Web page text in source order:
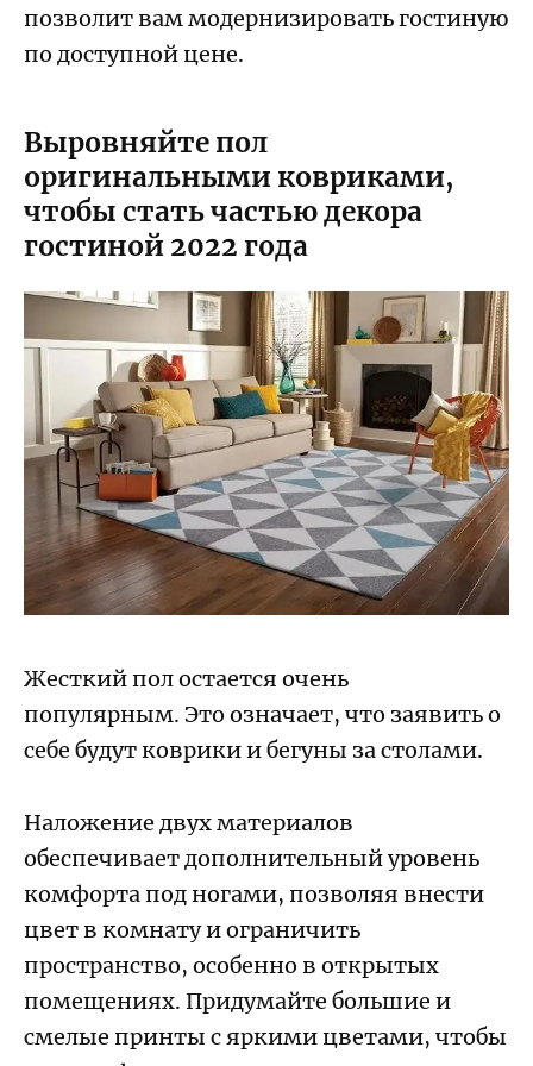
позволит вам модернизировать гостиную
по доступной цене.
Выровняйте пол
оригинальными ковриками,
чтобы стать частью декора
гостиной 2022 года
Жесткий пол остается очень
популярным. Это означает, что заявить о
себе будут коврики и бегуны за столами.
Наложение двух материалов
обеспечивает дополнительный уровень
комфорта под ногами, позволяя внести
цвет в комнату и ограничить
пространство, особенно в открытых
помещениях. Придумайте большие и
смелые принты с яркими цветами, чтобы